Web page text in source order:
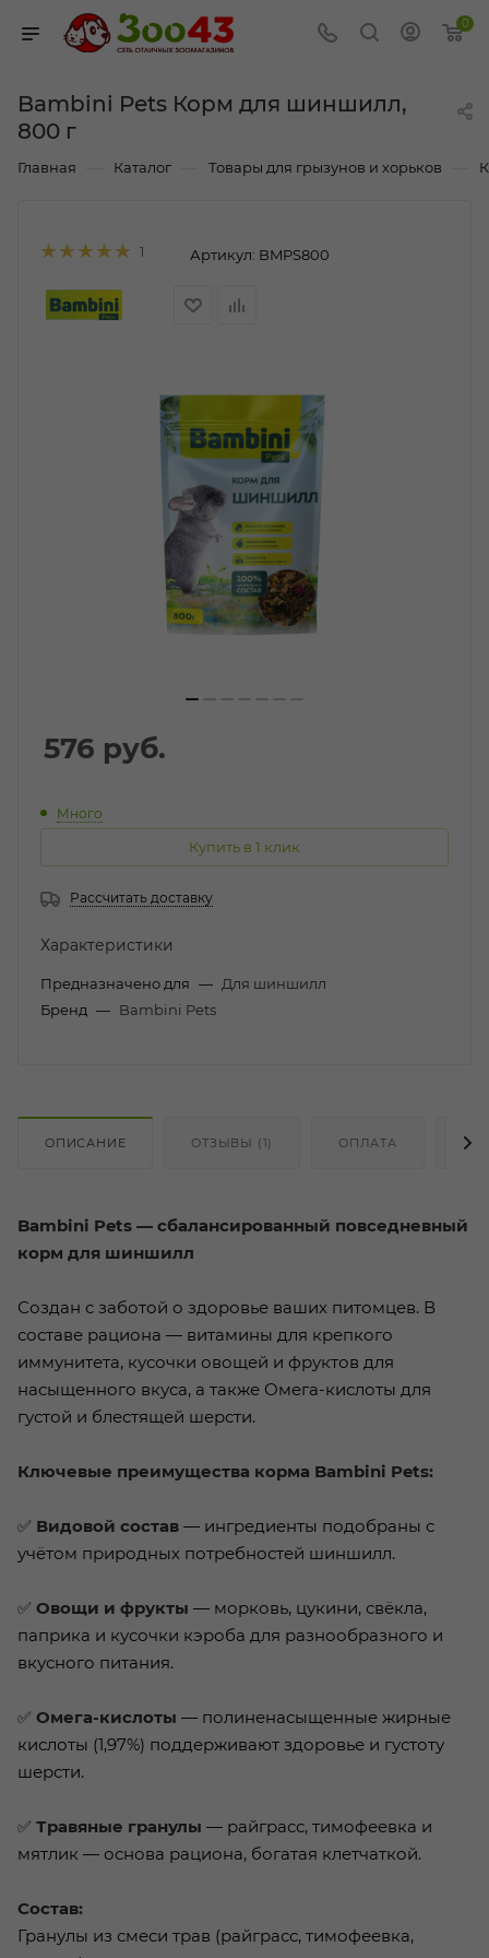
0
Bambini Pets Корм для шиншилл,
800 г
Главная Каталог Товары для грызунов и хорьков
1 Артикул: BMPS800
576 руб.
Много
Купить в 1 клик
Рассчитать доставку
Характеристики
Предназначено для — Для шиншилл
Бренд — Bambini Pets
ОПИСАНИЕ ОТЗЫВЫ (1) ОПЛАТА
Bambini Pets — сбалансированный повседневный
корм для шиншилл
Создан с заботой о здоровье ваших питомцев. В
составе рациона — витамины для крепкого
иммунитета, кусочки овощей и фруктов для
насыщенного вкуса, а также Омега-кислоты для
густой и блестящей шерсти.
Ключевые преимущества корма Bambini Pets:
✅ Видовой состав — ингредиенты подобраны с
учётом природных потребностей шиншилл.
✅ Овощи и фрукты — морковь, цукини, свёкла,
паприка и кусочки кэроба для разнообразного и
вкусного питания.
✅ Омега-кислоты — полиненасыщенные жирные
кислоты (1,97%) поддерживают здоровье и густоту
шерсти.
✅ Травяные гранулы — райграсс, тимофеевка и
мятлик — основа рациона, богатая клетчаткой.
Состав:
Гранулы из смеси трав (райграсс, тимофеевка,